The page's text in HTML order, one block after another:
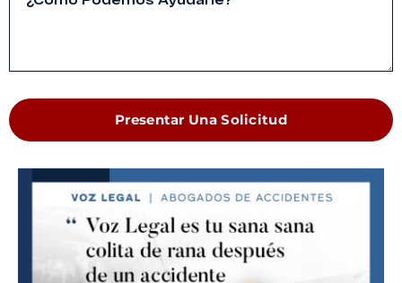
Presentar Una Solicitud